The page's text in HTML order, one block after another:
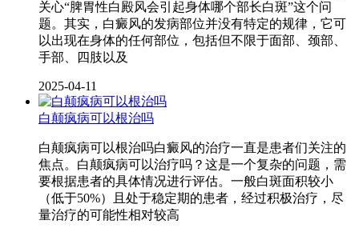
关心“脾胃性白殿风会引起身体哪个部长白斑”这个问
题。其实，白癜风的发病部位并没有特定的规律，它可
以出现在身体的任何部位，包括但不限于面部、颈部、
手部、四肢以及
2025-04-11
白颠疯病可以根治吗
白颠疯病可以根治吗白癜风的治疗一直是患者们关注的
焦点。白颠疯病可以治疗吗？这是一个复杂的问题，需
要根据患者的具体情况进行评估。一般白斑面积较小
（低于50%）且处于稳定期的患者，经过积极治疗，尽
量治疗的可能性相对较高